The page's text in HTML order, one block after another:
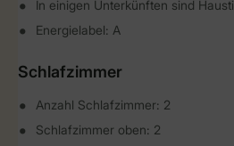
In einigen Unterkünften sind
Energielabel: A
Schlafzimmer
Anzahl Schlafzimmer: 2
Schlafzimmer oben: 2